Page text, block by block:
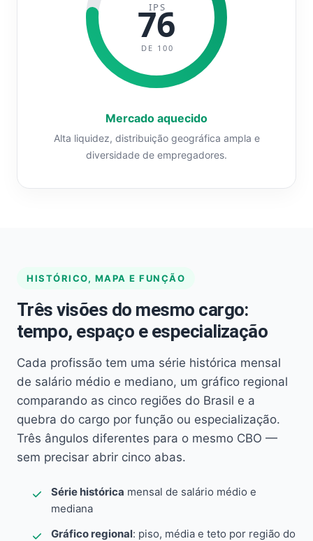
IPS
76
DE 100
Mercado aquecido
Alta liquidez, distribuição geográfica ampla e
diversidade de empregadores.
HISTÓRICO, MAPA E FUNÇÃO
Três visões do mesmo cargo:
tempo, espaço e especialização
Cada profissão tem uma série histórica mensal
de salário médio e mediano, um gráfico regional
comparando as cinco regiões do Brasil e a
quebra do cargo por função ou especialização.
Três ângulos diferentes para o mesmo CBO —
sem precisar abrir cinco abas.
Série histórica mensal de salário médio e
mediana
Gráfico regional: piso, média e teto por região do